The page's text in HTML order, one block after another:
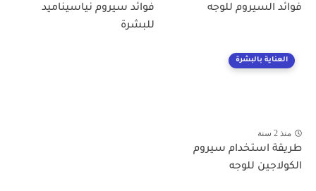
فوائد السيروم للوجه
فوائد سيروم نياسيناميد
للبشرة
العناية بالبشرة
منذ 2 سنة
طريقة استخدام سيروم
الكولاجين للوجه